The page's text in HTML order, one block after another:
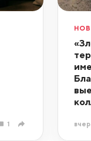
1